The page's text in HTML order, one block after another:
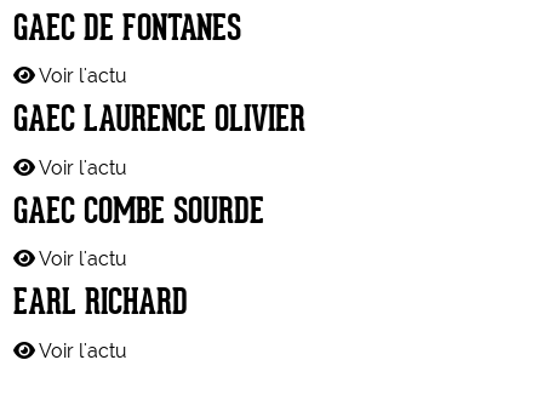
GAEC DE FONTANES
Voir l'actu
GAEC LAURENCE OLIVIER
Voir l'actu
GAEC COMBE SOURDE
Voir l'actu
EARL RICHARD
Voir l'actu